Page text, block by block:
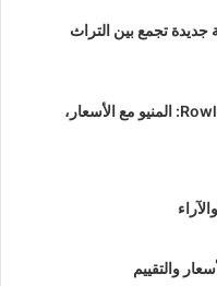
تجمع بين التراث
روليز الرياض Rowley’s: المنيو مع الأسعار،
والتقييم